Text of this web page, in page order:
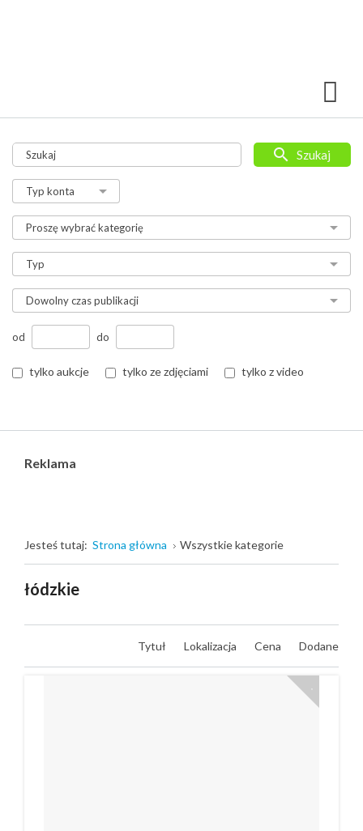
od do
tylko aukcje tylko ze zdjęciami tylko z video
Szukaj
Reklama
Jesteś tutaj: Strona główna Wszystkie kategorie
łódzkie
Tytuł Lokalizacja Cena Dodane